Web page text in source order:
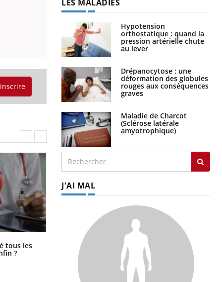
tous les
?
Pourquoi votre ventre gâche-t-il les
premiers jours de vos vacances ?
LES MALADIES
Hypotension
orthostatique : quand la
pression artérielle chute
au lever
Drépanocytose : une
déformation des globules
rouges aux conséquences
graves
Maladie de Charcot
(Sclérose latérale
amyotrophique)
J'AI MAL